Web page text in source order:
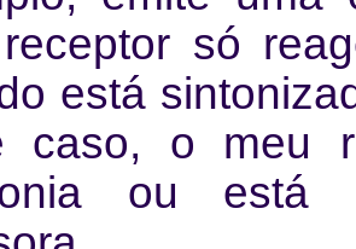
só
está
caso, o meu
ou está